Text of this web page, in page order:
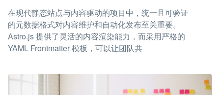
在现代静态站点与内容驱动的项目中，统一且可验证
的元数据格式对内容维护和自动化发布至关重要。
Astro.js 提供了灵活的内容渲染能力，而采用严格的
YAML Frontmatter 模板，可以让团队共